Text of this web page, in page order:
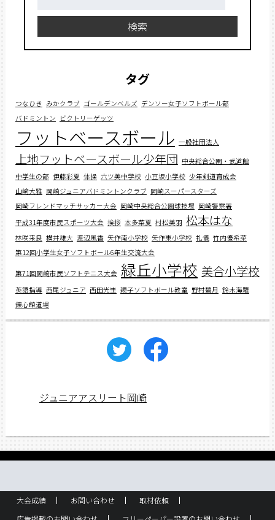
検索
タグ
つなひき みかクラブ ゴールデンベルズ デンソー女子ソフトボール部
バドミントン ビクトリーゲッツ
フットベースボール 一般社団法人
上地フットベースボール少年団 中央総合公園・武道館
中学生の部 伊藤彩夏 体操 六ツ美中学校 小豆坂小学校 少年剣道育成会
山﨑大雅 岡崎ジュニアバドミントンクラブ 岡崎スーパースターズ
岡崎フレンドマッチサッカー大会 岡崎中央総合公園球技場 岡崎警察署
平成31年度市民スポーツ大会 挨拶 本多菜夏 村松美羽 松本はな
林咲来良 横井雄大 渡辺風香 矢作南小学校 矢作東小学校 礼儀 竹内優希菜
第12回小学生女子ソフトボール6年生交流大会
第71回岡崎市民ソフトテニス大会 緑丘小学校 美合小学校
英語指導 西尾ジュニア 西田光里 親子ソフトボール教室 野村碧月 鈴木海羅
錬心館道場
ジュニアアスリート岡崎
大会成績 お問い合わせ
取材依頼